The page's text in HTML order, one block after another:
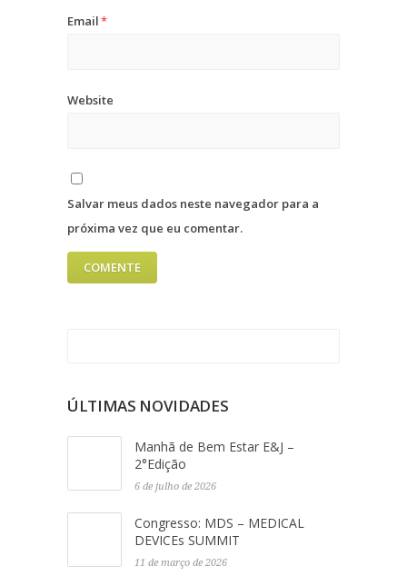
Email*
Website
Salvar meus dados neste navegador para a
próxima vez que eu comentar.
ÚLTIMAS NOVIDADES
Manhã de Bem Estar E&J –
2°Edição
6 de julho de 2026
Congresso: MDS – MEDICAL
DEVICEs SUMMIT
11 de março de 2026